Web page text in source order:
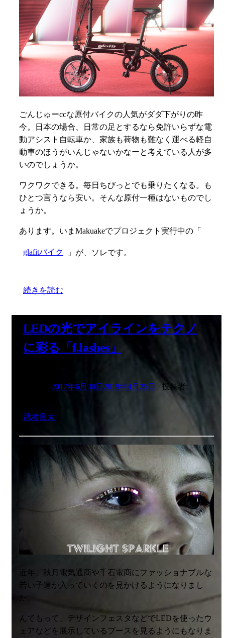
ごんじゅーccな原付バイクの人気がダダ下がりの昨
今。日本の場合、日常の足とするなら免許いらずな電
動アシスト自転車か、家族も荷物も難なく運べる軽自
動車のほうがいんじゃないかなーと考えている人が多
いのでしょうか。
ワクワクできる。毎日ちびっとでも乗りたくなる。も
ひとつ言うなら安い。そんな原付一種はないものでし
ょうか。
あります。いまMakuakeでプロジェクト実行中の「
glafitバイク 」が、ソレです。
続きを読む
LEDの光でアイラインをテクノ
に彩る「f.lashes」
2017年6月30日 2019年4月25日 投稿者:
武者良太
近年、秋月電気通商や千石電商にファッショナブルな
若い子達が入っていくのを見かけるようになりまし
た。
んでもって、デザインフェスタなどでLEDを使ったウ
ェアなどを展示しているブースを見るようにもなりま